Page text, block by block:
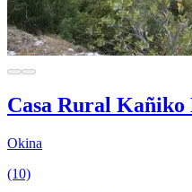
Casa Rural Kañiko
Okina
(10)